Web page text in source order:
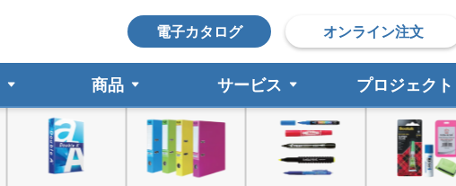
電子カタログ オンライン注文
商品 サービス プロジェクト